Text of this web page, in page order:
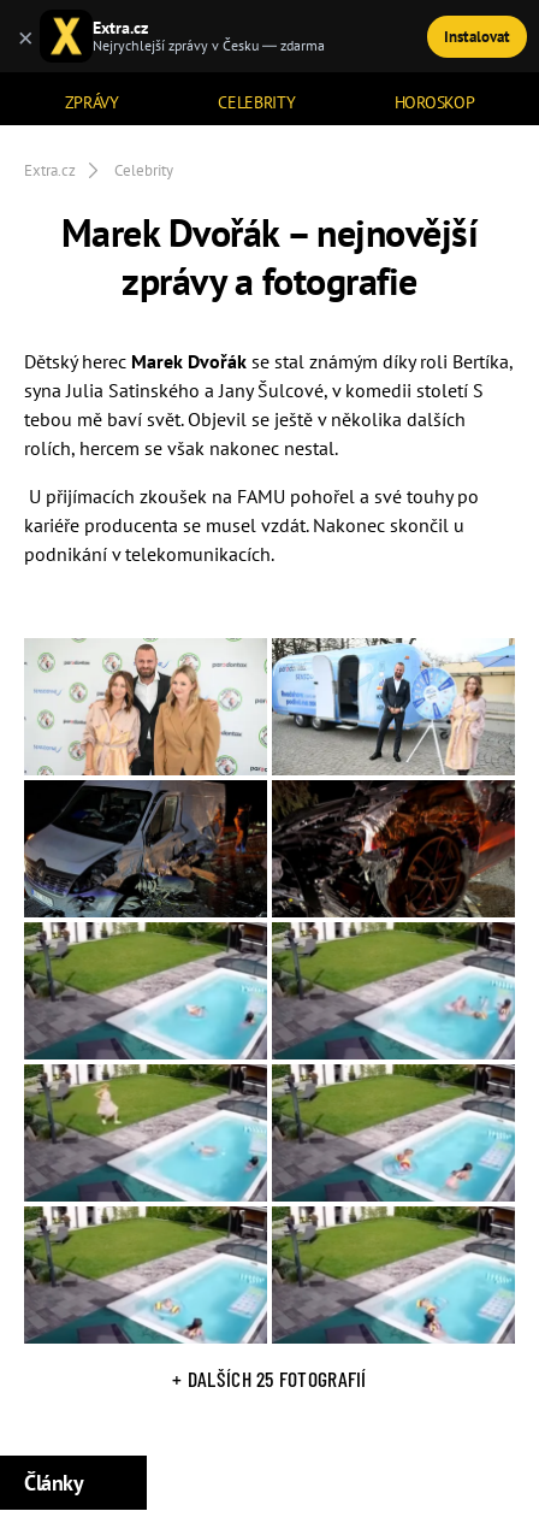
ZPRÁVY CELEBRITY HOROSKOP
TÉMATA
Extra.cz Celebrity
Marek Dvořák – nejnovější
zprávy a fotografie
Dětský herec Marek Dvořák se stal známým díky roli Bertíka,
syna Julia Satinského a Jany Šulcové, v komedii století S
tebou mě baví svět. Objevil se ještě v několika dalších
rolích, hercem se však nakonec nestal.
U přijímacích zkoušek na FAMU pohořel a své touhy po
kariéře producenta se musel vzdát. Nakonec skončil u
podnikání v telekomunikacích.
+ DALŠÍCH 25 FOTOGRAFIÍ
Články
× Extra.cz
Nejrychlejší zprávy v Česku — zdarma Instalovat